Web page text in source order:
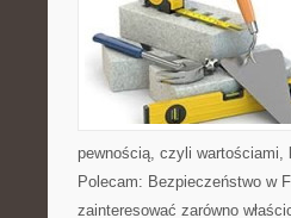
pewnością, czyli wartościami,
Polecam: Bezpieczeństwo w
zainteresować zarówno